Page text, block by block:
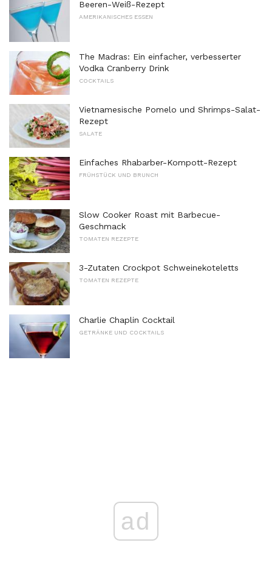
Beeren-Weiß-Rezept
AMERIKANISCHES ESSEN
The Madras: Ein einfacher, verbesserter
Vodka Cranberry Drink
COCKTAILS
Vietnamesische Pomelo und Shrimps-Salat-
Rezept
SALATE
Einfaches Rhabarber-Kompott-Rezept
FRÜHSTÜCK UND BRUNCH
Slow Cooker Roast mit Barbecue-
Geschmack
TOMATEN REZEPTE
3-Zutaten Crockpot Schweinekoteletts
TOMATEN REZEPTE
Charlie Chaplin Cocktail
GETRÄNKE UND COCKTAILS
ad